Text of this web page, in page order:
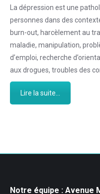
La dépression est une
personnes dans des
burn-out, harcèlement au
maladie, manipulation,
d’emploi, recherche
aux drogues, troubles des
Lire la suite...
Notre équipe : Avenue